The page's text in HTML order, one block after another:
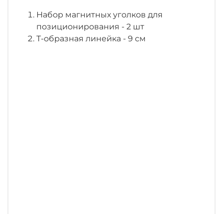
Набор магнитных уголков для
позиционирования - 2 шт
Т-образная линейка - 9 см